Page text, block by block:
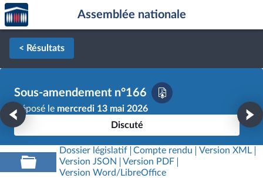
Aller au contenu
Aller en bas de la page
Accèder
à la
page
d'accueil
Assemblée nationale
< Résultats
Sous-amendement n°166
Déposé le mercredi 13 mai 2026
Discuté
Dossier législatif Compte rendu
Version XML
Version JSON
Version PDF
Version Word/LibreOffice